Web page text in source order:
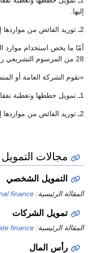
إليها.
أمّا ما يخص استخدام موارد
«تقوم الشركة العامة أو
مجالات التمويل
التمويل الشخصي
المقالة الرئيسية:finance
تمويل الشركات
المقالة الرئيسية:finance
رأس المال